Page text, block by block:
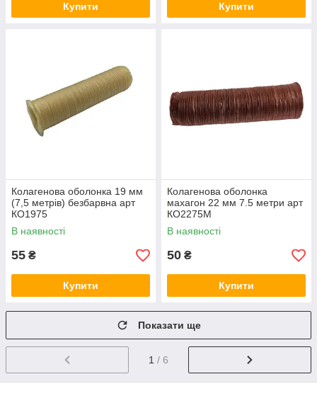
Купити Купити
Колагенова оболонка 19 мм
(7,5 метрів) безбарвна арт
КО1975
В наявності
55 ₴
Купити
Колагенова оболонка
махагон 22 мм 7.5 метри арт
КО2275M
В наявності
50 ₴
Купити
Показати ще
1 / 6